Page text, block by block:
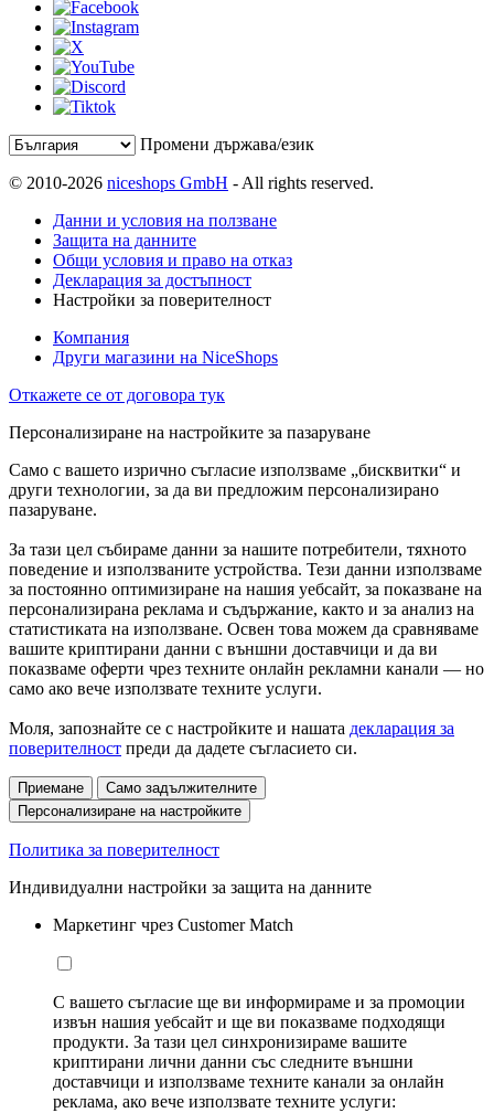
Промени държава/език
© 2010-2026 niceshops GmbH - All rights reserved.
Данни и условия на ползване
Защита на данните
Общи условия и право на отказ
Декларация за достъпност
Настройки за поверителност
Компания
Други магазини на NiceShops
Откажете се от договора тук
Персонализиране на настройките за пазаруване
Само с вашето изрично съгласие използваме „бисквитки“ и
други технологии, за да ви предложим персонализирано
пазаруване.
За тази цел събираме данни за нашите потребители, тяхното
поведение и използваните устройства. Тези данни използваме
за постоянно оптимизиране на нашия уебсайт, за показване на
персонализирана реклама и съдържание, както и за анализ на
статистиката на използване. Освен това можем да сравняваме
вашите криптирани данни с външни доставчици и да ви
показваме оферти чрез техните онлайн рекламни канали — но
само ако вече използвате техните услуги.
Моля, запознайте се с настройките и нашата декларация за
поверителност преди да дадете съгласието си.
Приемане
Само задължителните
Персонализиране на настройките
Политика за поверителност
Индивидуални настройки за защита на данните
Маркетинг чрез Customer Match
С вашето съгласие ще ви информираме и за промоции
извън нашия уебсайт и ще ви показваме подходящи
продукти. За тази цел синхронизираме вашите
криптирани лични данни със следните външни
доставчици и използваме техните канали за онлайн
реклама, ако вече използвате техните услуги: